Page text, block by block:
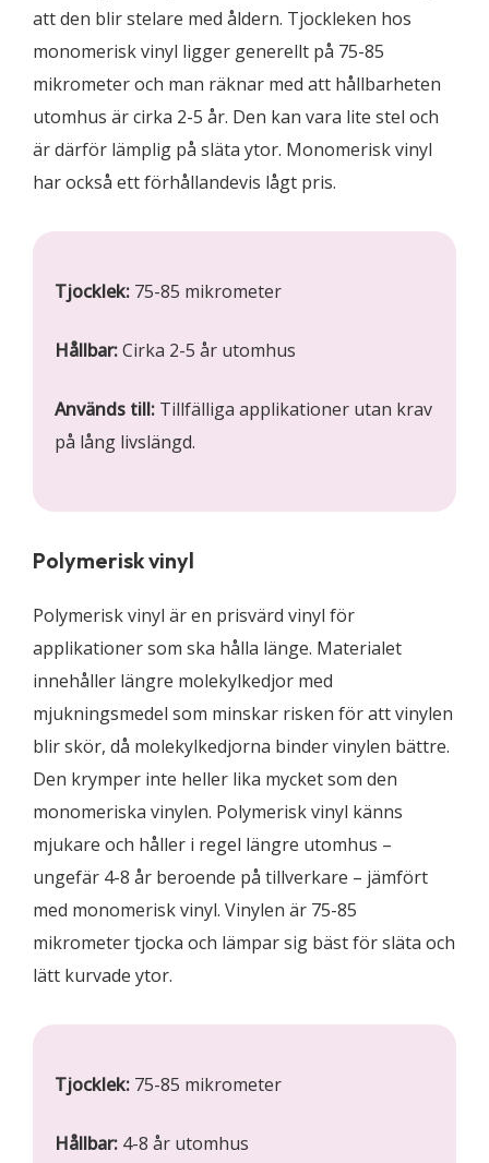
att den blir stelare med åldern. Tjockleken hos
monomerisk vinyl ligger generellt på 75-85
mikrometer och man räknar med att hållbarheten
utomhus är cirka 2-5 år. Den kan vara lite stel och
är därför lämplig på släta ytor. Monomerisk vinyl
har också ett förhållandevis lågt pris.
Tjocklek: 75-85 mikrometer
Hållbar:Cirka 2-5 år utomhus
Används till: Tillfälliga applikationer utan krav
på lång livslängd.
Polymerisk vinyl
Polymerisk vinyl är en prisvärd vinyl för
applikationer som ska hålla länge. Materialet
innehåller längre molekylkedjor med
mjukningsmedel som minskar risken för att vinylen
blir skör, då molekylkedjorna binder vinylen bättre.
Den krymper inte heller lika mycket som den
monomeriska vinylen. Polymerisk vinyl känns
mjukare och håller i regel längre utomhus –
ungefär 4-8 år beroende på tillverkare – jämfört
med monomerisk vinyl. Vinylen är 75-85
mikrometer tjocka och lämpar sig bäst för släta och
lätt kurvade ytor.
Tjocklek: 75-85 mikrometer
Hållbar: 4-8 år utomhus